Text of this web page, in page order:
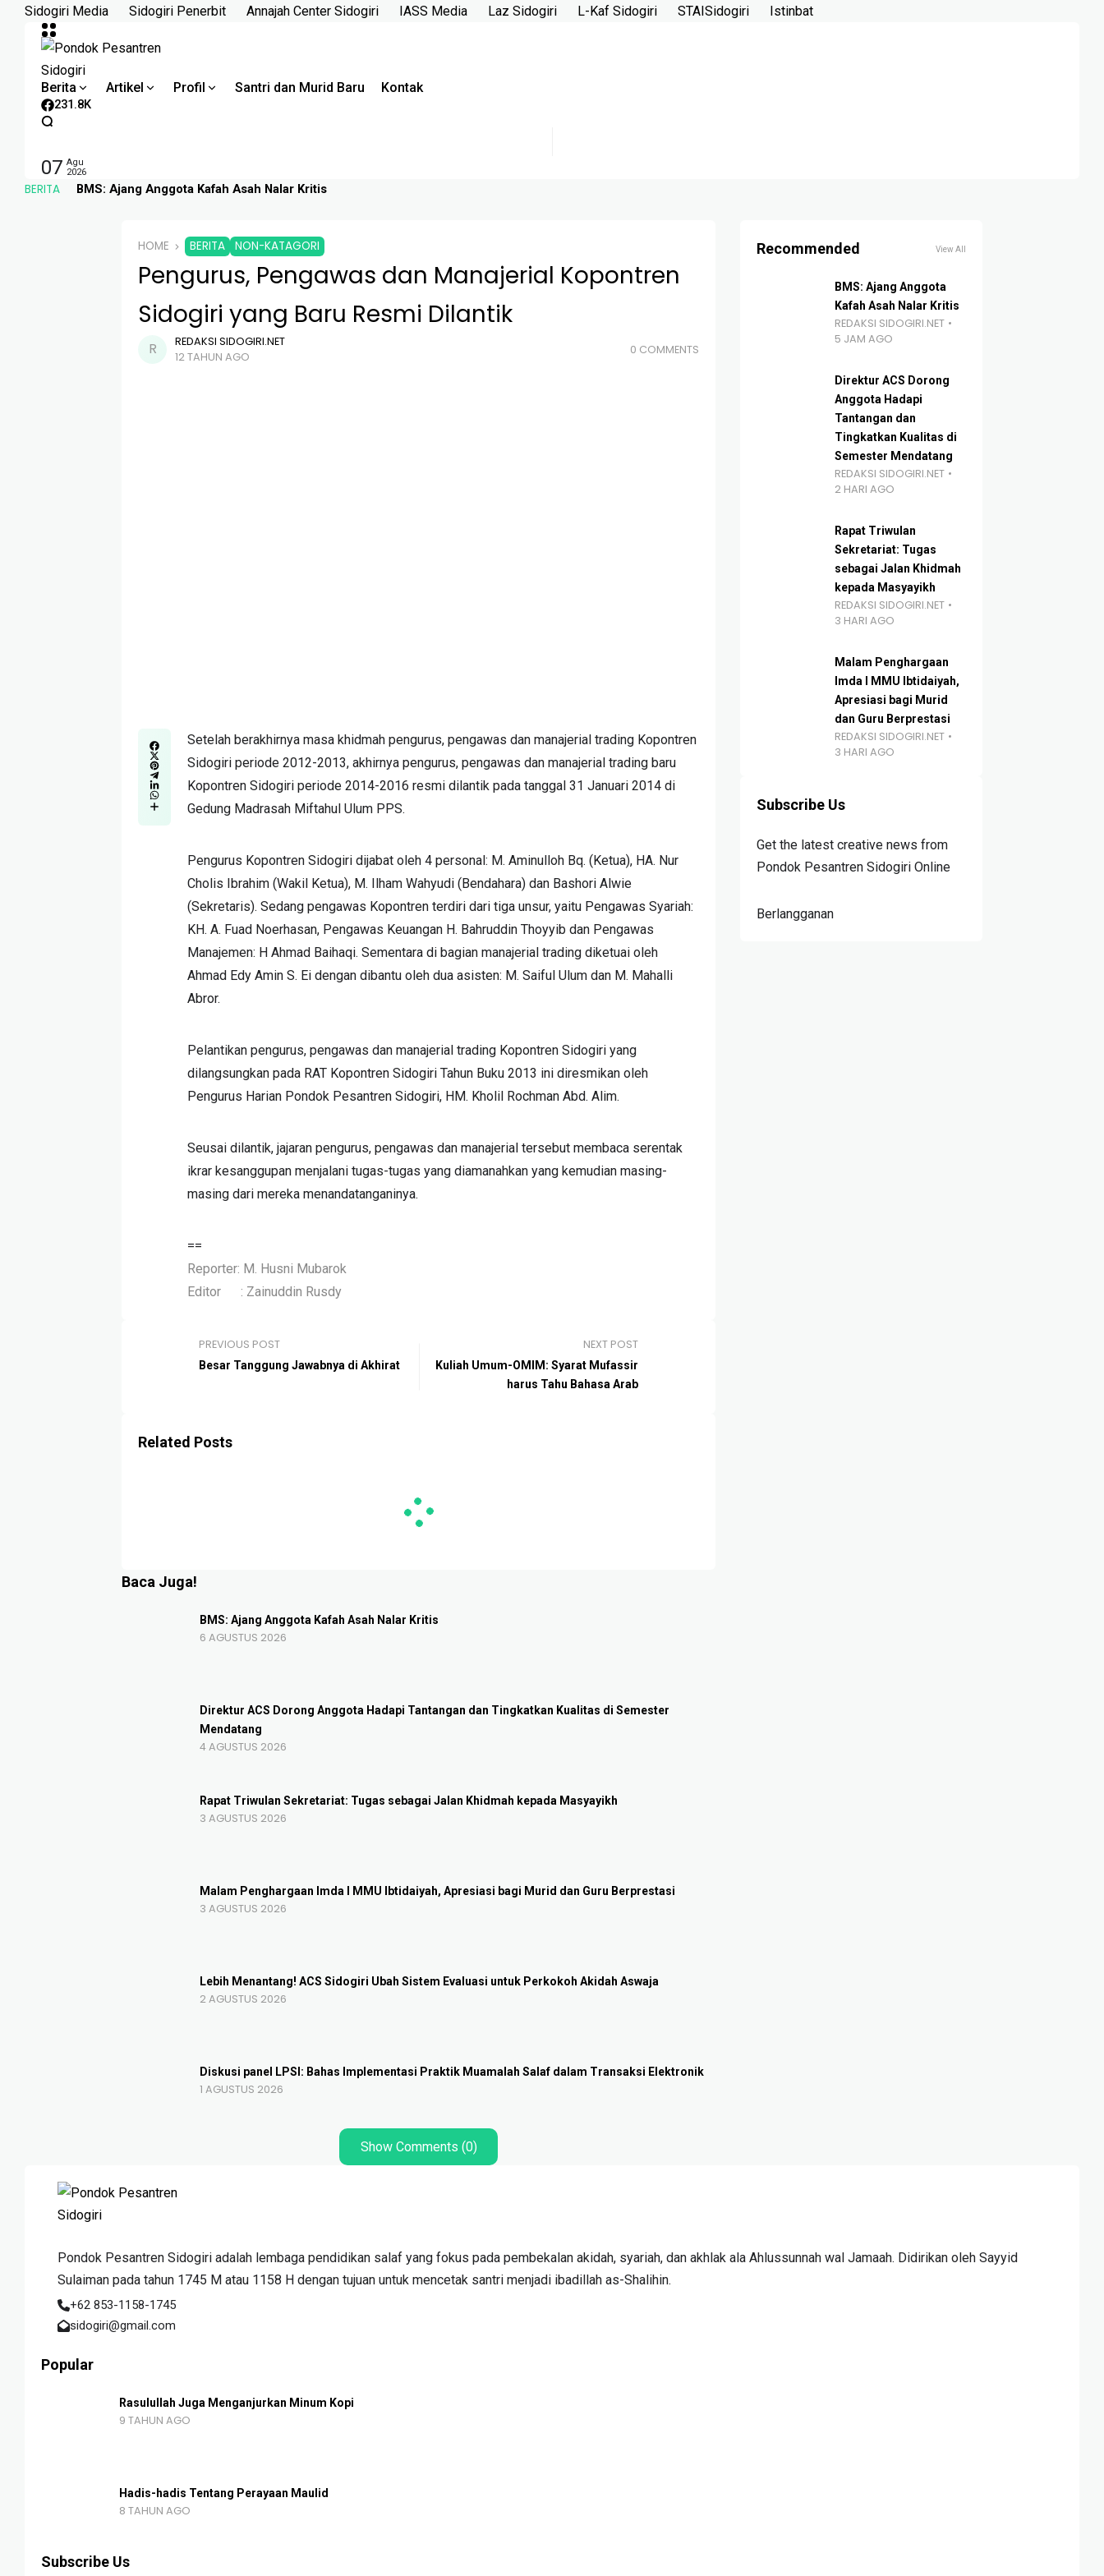
content
Sidogiri Media Sidogiri Penerbit Annajah Center Sidogiri IASS Media Laz Sidogiri L-Kaf Sidogiri STAISidogiri Istinbat
Berita Artikel Profil Santri dan Murid Baru Kontak
231.8K
07 Agu
2026
BERITA BMS: Ajang Anggota Kafah Asah Nalar Kritis
HOME BERITA NON-KATAGORI
Pengurus, Pengawas dan Manajerial Kopontren
Sidogiri yang Baru Resmi Dilantik
REDAKSI SIDOGIRI.NET
12 TAHUN AGO
0 COMMENTS
Setelah berakhirnya masa khidmah pengurus, pengawas dan manajerial trading Kopontren
Sidogiri periode 2012-2013, akhirnya pengurus, pengawas dan manajerial trading baru
Kopontren Sidogiri periode 2014-2016 resmi dilantik pada tanggal 31 Januari 2014 di
Gedung Madrasah Miftahul Ulum PPS.
Pengurus Kopontren Sidogiri dijabat oleh 4 personal: M. Aminulloh Bq. (Ketua), HA. Nur
Cholis Ibrahim (Wakil Ketua), M. Ilham Wahyudi (Bendahara) dan Bashori Alwie
(Sekretaris). Sedang pengawas Kopontren terdiri dari tiga unsur, yaitu Pengawas Syariah:
KH. A. Fuad Noerhasan, Pengawas Keuangan H. Bahruddin Thoyyib dan Pengawas
Manajemen: H Ahmad Baihaqi. Sementara di bagian manajerial trading diketuai oleh
Ahmad Edy Amin S. Ei dengan dibantu oleh dua asisten: M. Saiful Ulum dan M. Mahalli
Abror.
Pelantikan pengurus, pengawas dan manajerial trading Kopontren Sidogiri yang
dilangsungkan pada RAT Kopontren Sidogiri Tahun Buku 2013 ini diresmikan oleh
Pengurus Harian Pondok Pesantren Sidogiri, HM. Kholil Rochman Abd. Alim.
Seusai dilantik, jajaran pengurus, pengawas dan manajerial tersebut membaca serentak
ikrar kesanggupan menjalani tugas-tugas yang diamanahkan yang kemudian masing-
masing dari mereka menandatanganinya.
==
Reporter: M. Husni Mubarok
Editor : Zainuddin Rusdy
PREVIOUS POST
Besar Tanggung Jawabnya di Akhirat
NEXT POST
Kuliah Umum-OMIM: Syarat Mufassir
harus Tahu Bahasa Arab
Related Posts
Baca Juga!
BMS: Ajang Anggota Kafah Asah Nalar Kritis
6 AGUSTUS 2026
Direktur ACS Dorong Anggota Hadapi Tantangan dan Tingkatkan Kualitas di Semester
Mendatang
4 AGUSTUS 2026
Rapat Triwulan Sekretariat: Tugas sebagai Jalan Khidmah kepada Masyayikh
3 AGUSTUS 2026
Malam Penghargaan Imda I MMU Ibtidaiyah, Apresiasi bagi Murid dan Guru Berprestasi
3 AGUSTUS 2026
Lebih Menantang! ACS Sidogiri Ubah Sistem Evaluasi untuk Perkokoh Akidah Aswaja
2 AGUSTUS 2026
Diskusi panel LPSI: Bahas Implementasi Praktik Muamalah Salaf dalam Transaksi Elektronik
1 AGUSTUS 2026
Show Comments (0)
Recommended View All
BMS: Ajang Anggota
Kafah Asah Nalar Kritis
REDAKSI SIDOGIRI.NET
5 JAM AGO
Direktur ACS Dorong
Anggota Hadapi
Tantangan dan
Tingkatkan Kualitas di
Semester Mendatang
REDAKSI SIDOGIRI.NET
2 HARI AGO
Rapat Triwulan
Sekretariat: Tugas
sebagai Jalan Khidmah
kepada Masyayikh
REDAKSI SIDOGIRI.NET
3 HARI AGO
Malam Penghargaan
Imda I MMU Ibtidaiyah,
Apresiasi bagi Murid
dan Guru Berprestasi
REDAKSI SIDOGIRI.NET
3 HARI AGO
Subscribe Us
Get the latest creative news from
Pondok Pesantren Sidogiri Online
Berlangganan
Pondok Pesantren Sidogiri adalah lembaga pendidikan salaf yang fokus pada pembekalan akidah, syariah, dan akhlak ala Ahlussunnah wal Jamaah. Didirikan oleh Sayyid
Sulaiman pada tahun 1745 M atau 1158 H dengan tujuan untuk mencetak santri menjadi ibadillah as-Shalihin.
+62 853-1158-1745
sidogiri@gmail.com
Popular
Rasulullah Juga Menganjurkan Minum Kopi
9 TAHUN AGO
Hadis-hadis Tentang Perayaan Maulid
8 TAHUN AGO
Subscribe Us